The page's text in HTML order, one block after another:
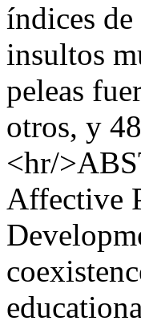
índices
insultos
peleas
otros, y
<hr/
Affective